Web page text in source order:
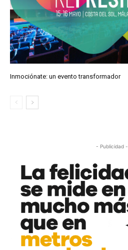
Inmociónate: un evento transformador
- Publicidad -